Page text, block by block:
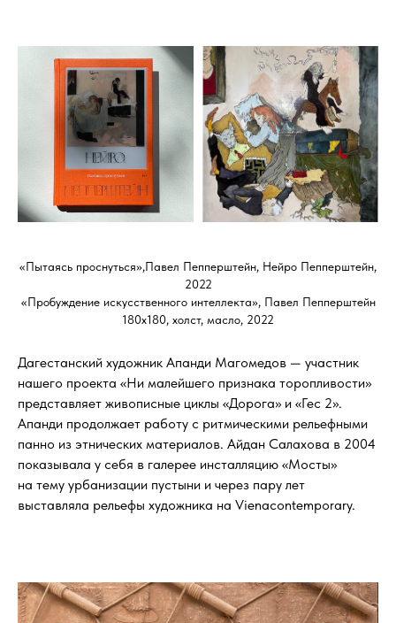
«Пытаясь проснуться»,Павел Пепперштейн, Нейро Пепперштейн,
2022
«Пробуждение искусственного интеллекта», Павел Пепперштейн
180х180, холст, масло, 2022
Дагестанский художник Апанди Магомедов — участник
нашего проекта «Ни малейшего признака торопливости»
представляет живописные циклы «Дорога» и «Гес 2».
Апанди продолжает работу с ритмическими рельефными
панно из этнических материалов. Айдан Салахова в 2004
показывала у себя в галерее инсталляцию «Мосты»
на тему урбанизации пустыни и через пару лет
выставляла рельефы художника на Vienacontemporary.